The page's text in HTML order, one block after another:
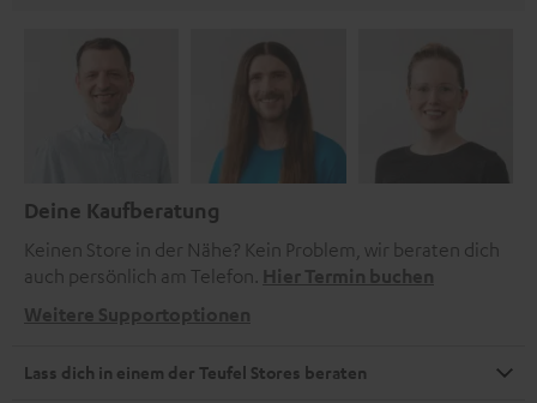
Deine Kaufberatung
Keinen Store in der Nähe? Kein Problem, wir beraten dich
auch persönlich am Telefon. Hier Termin buchen
Weitere Supportoptionen
Lass dich in einem der Teufel Stores beraten